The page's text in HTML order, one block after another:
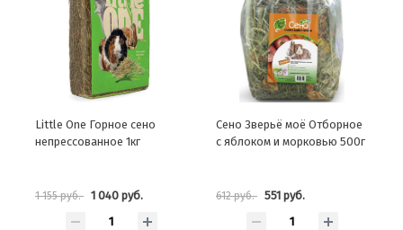
Little One Горное сено
непрессованное 1кг
1 155 руб. 1 040 руб.
Сено Зверьё моё Отборное
с яблоком и морковью 500г
612 руб. 551 руб.